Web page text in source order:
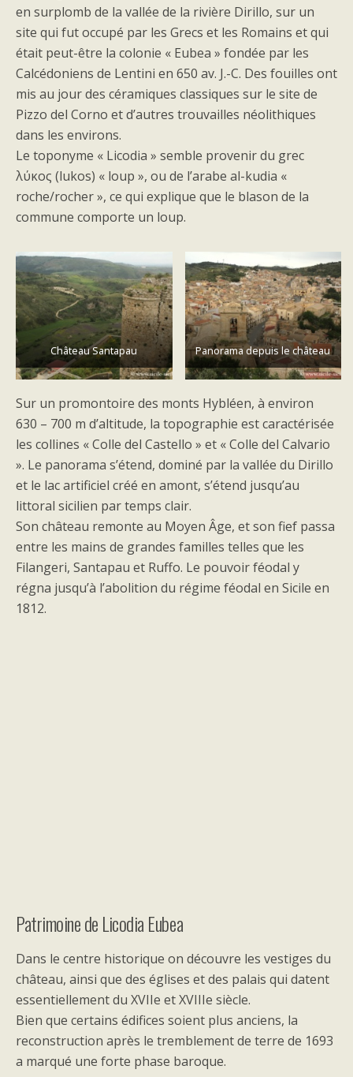
en surplomb de la vallée de la rivière Dirillo, sur un
site qui fut occupé par les Grecs et les Romains et qui
était peut-être la colonie « Eubea » fondée par les
Calcédoniens de Lentini en 650 av. J.-C. Des fouilles ont
mis au jour des céramiques classiques sur le site de
Pizzo del Corno et d’autres trouvailles néolithiques
dans les environs.
Le toponyme « Licodia » semble provenir du grec
λύκος (lukos) « loup », ou de l’arabe al-kudia «
roche/rocher », ce qui explique que le blason de la
commune comporte un loup.
Château Santapau Panorama depuis le château
Sur un promontoire des monts Hybléen, à environ
630 – 700 m d’altitude, la topographie est caractérisée
les collines « Colle del Castello » et « Colle del Calvario
». Le panorama s’étend, dominé par la vallée du Dirillo
et le lac artificiel créé en amont, s’étend jusqu’au
littoral sicilien par temps clair.
Son château remonte au Moyen Âge, et son fief passa
entre les mains de grandes familles telles que les
Filangeri, Santapau et Ruffo. Le pouvoir féodal y
régna jusqu’à l’abolition du régime féodal en Sicile en
1812.
Patrimoine de Licodia Eubea
Dans le centre historique on découvre les vestiges du
château, ainsi que des églises et des palais qui datent
essentiellement du XVIIe et XVIIIe siècle.
Bien que certains édifices soient plus anciens, la
reconstruction après le tremblement de terre de 1693
a marqué une forte phase baroque.